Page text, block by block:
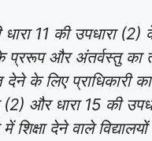
धारा 11 की
के प्ररूप और अंतर्वस्तु
के लिए प्राधिकारी
(2) और धारा 15 की
देने वाले